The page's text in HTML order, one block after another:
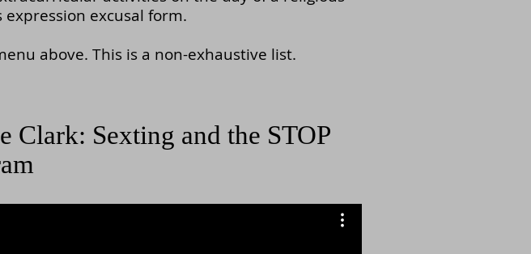
excusal form.
above. This is a non-exhaustive list.
Clark: Sexting and the STOP